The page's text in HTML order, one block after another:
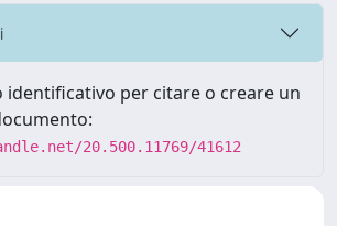
identificativo per citare o creare un
20.500.11769/41612